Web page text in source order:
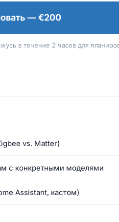
— €200
в течение 2 часов для
vs. Matter)
с конкретными моделями
Assistant, кастом)